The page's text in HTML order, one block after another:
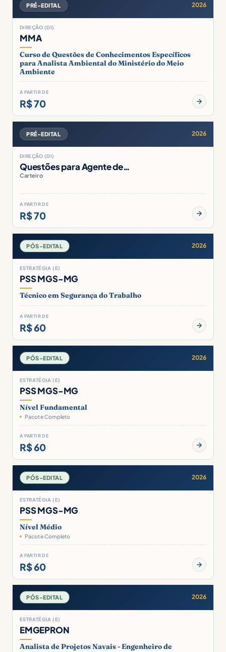
PRÉ-EDITAL 2026
DIREÇÃO (DI)
MMA
Curso de Questões de Conhecimentos Específicos
para Analista Ambiental do Ministério do Meio
Ambiente
A PARTIR DE
R$ 70
PRÉ-EDITAL 2026
DIREÇÃO (DI)
Questões para Agente de…
Carteiro
A PARTIR DE
R$ 70
PÓS-EDITAL 2026
ESTRATÉGIA (E)
PSS MGS-MG
Técnico em Segurança do Trabalho
A PARTIR DE
R$ 60
PÓS-EDITAL 2026
ESTRATÉGIA (E)
PSS MGS-MG
Nível Fundamental
Pacote Completo
A PARTIR DE
R$ 60
PÓS-EDITAL 2026
ESTRATÉGIA (E)
PSS MGS-MG
Nível Médio
Pacote Completo
A PARTIR DE
R$ 60
PÓS-EDITAL 2026
ESTRATÉGIA (E)
EMGEPRON
Analista de Projetos Navais - Engenheiro de